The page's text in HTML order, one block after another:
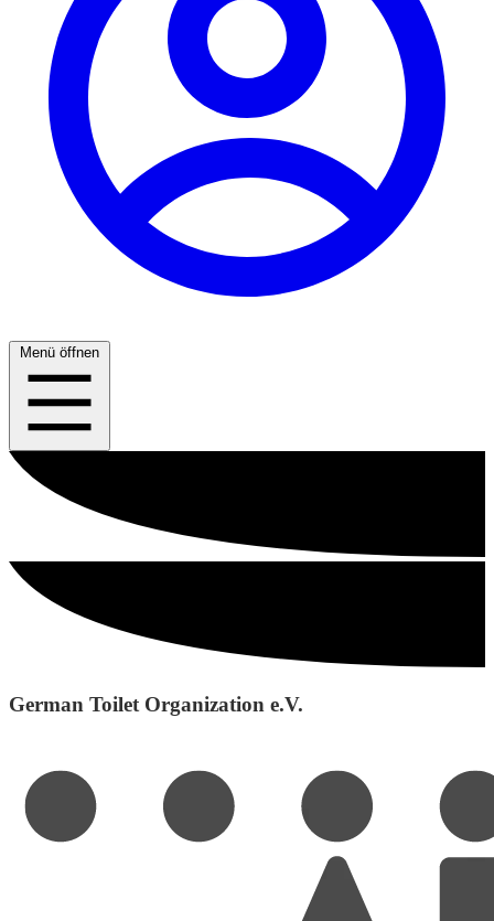
Menü öffnen
German Toilet Organization e.V.